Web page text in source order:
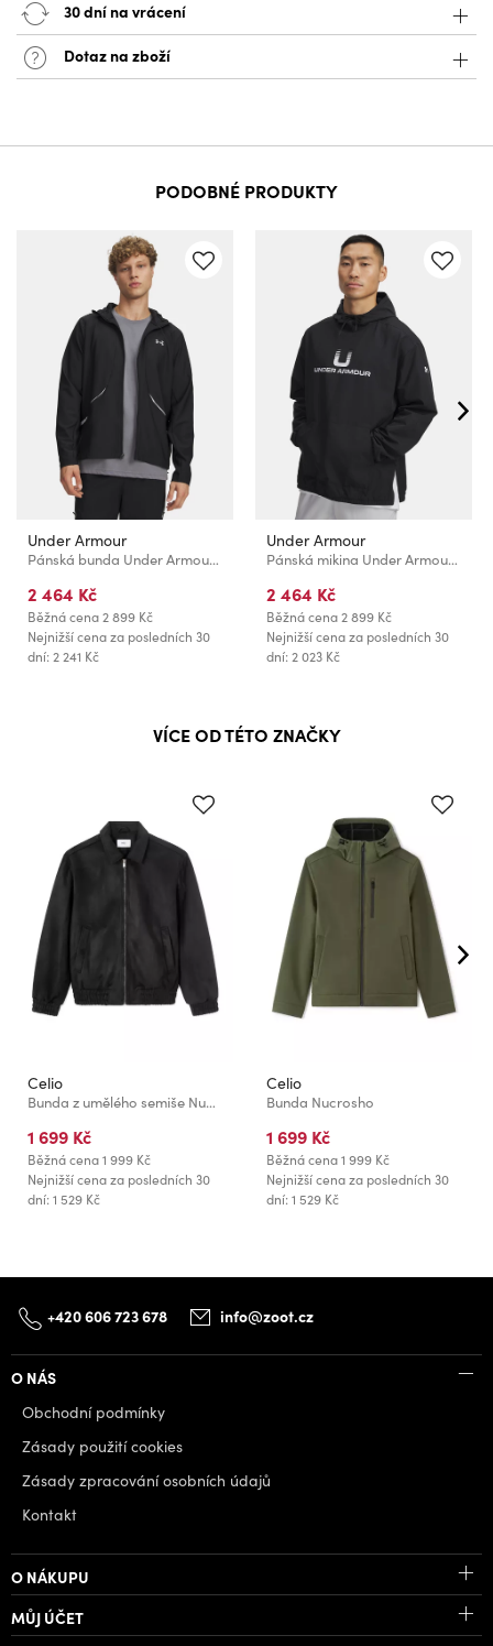
30 dní na vrácení
Dotaz na zboží
PODOBNÉ PRODUKTY
Under Armour
Pánská bunda Under Armour UA Unstoppable Woven Jacket-BLK
2 464 Kč
Běžná cena2 899 Kč
Nejnižší cena za posledních 30
dní: 2 241 Kč
Under Armour
Pánská mikina Under Armour UA Unstoppable Wvn Hoodie-BLK
2 464 Kč
Běžná cena2 899 Kč
Nejnižší cena za posledních 30
dní: 2 023 Kč
VÍCE OD TÉTO ZNAČKY
Celio
Bunda z umělého semiše Nupinch
1 699 Kč
Běžná cena1 999 Kč
Nejnižší cena za posledních 30
dní: 1 529 Kč
Celio
Bunda Nucrosho
1 699 Kč
Běžná cena1 999 Kč
Nejnižší cena za posledních 30
dní: 1 529 Kč
+420 606 723 678 info@zoot.cz
O NÁS
Obchodní podmínky
Zásady použití cookies
Zásady zpracování osobních údajů
Kontakt
O NÁKUPU
MŮJ ÚČET